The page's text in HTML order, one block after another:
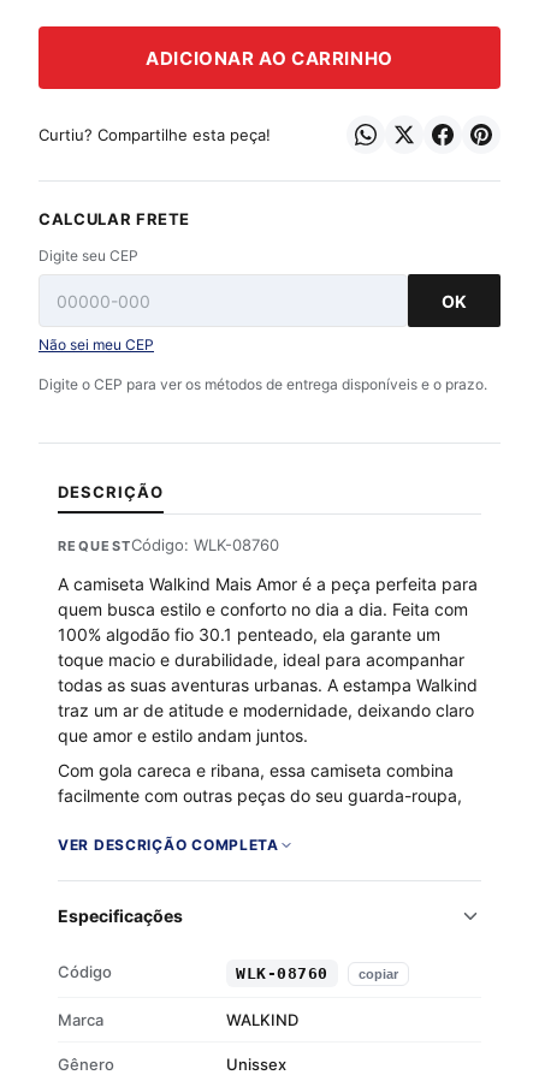
ADICIONAR AO CARRINHO
Curtiu? Compartilhe esta peça!
CALCULAR FRETE
Digite seu CEP
OK
Não sei meu CEP
Digite o CEP para ver os métodos de entrega disponíveis e o prazo.
DESCRIÇÃO
REQUESTCódigo: WLK-08760
A camiseta Walkind Mais Amor é a peça perfeita para
quem busca estilo e conforto no dia a dia. Feita com
100% algodão fio 30.1 penteado, ela garante um
toque macio e durabilidade, ideal para acompanhar
todas as suas aventuras urbanas. A estampa Walkind
traz um ar de atitude e modernidade, deixando claro
que amor e estilo andam juntos.
Com gola careca e ribana, essa camiseta combina
facilmente com outras peças do seu guarda-roupa,
Seja para um rolê com os amigos ou um passeio
Toque macio e respirável
Estampa Walkind
VER DESCRIÇÃO COMPLETA
Especificações
Código WLK-08760 copiar
Marca WALKIND
Gênero Unissex